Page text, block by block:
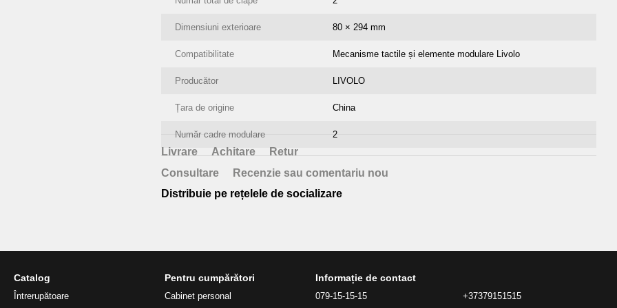
Dimensiuni exterioare 80 × 294 mm
Compatibilitate Mecanisme tactile și elemente modulare Livolo
Producător LIVOLO
Țara de origine China
Număr cadre modulare 2
Livrare Achitare
Retur
Consultare
Recenzie sau comentariu nou
Distribuie pe rețelele de socializare
Catalog
Întrerupătoare
Pentru cumpărători
Cabinet personal
Informație de contact
079-15-15-15 +37379151515